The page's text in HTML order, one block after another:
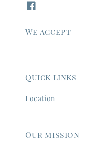
We accept
Quick links
Location
Our mission